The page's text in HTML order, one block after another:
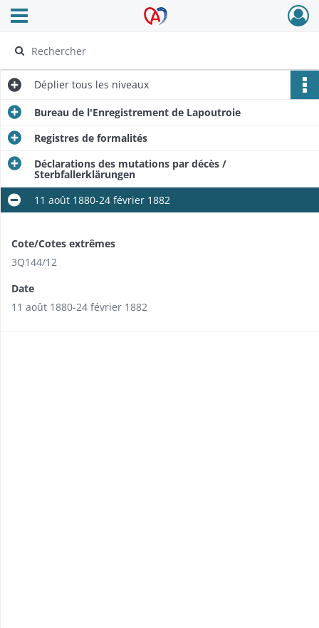
Archives Alsace - Colmar
Ouvrir le menu déroulant
Déplier tous les niveaux
Bureau de l'Enregistrement de Lapoutroie
Registres de formalités
Déclarations des mutations par décès /
Sterbfallerklärungen
11 août 1880-24 février 1882
Cote/Cotes extrêmes
3Q144/12
Date
11 août 1880-24 février 1882